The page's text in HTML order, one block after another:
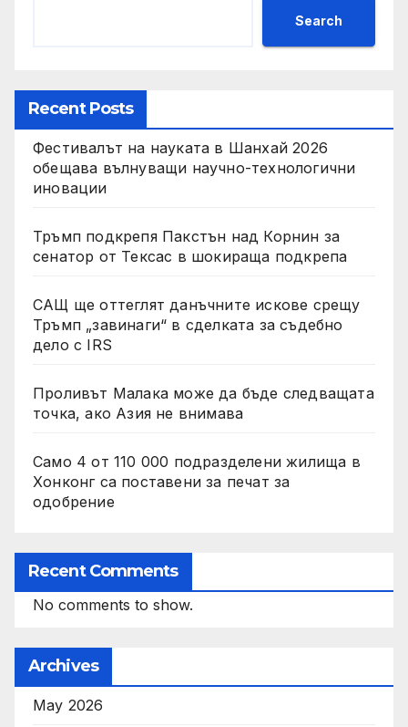
Search
Recent Posts
Фестивалът на науката в Шанхай 2026
обещава вълнуващи научно-технологични
иновации
Тръмп подкрепя Пакстън над Корнин за
сенатор от Тексас в шокираща подкрепа
САЩ ще оттеглят данъчните искове срещу
Тръмп „завинаги“ в сделката за съдебно
дело с IRS
Проливът Малака може да бъде следващата
точка, ако Азия не внимава
Само 4 от 110 000 подразделени жилища в
Хонконг са поставени за печат за
одобрение
Recent Comments
No comments to show.
Archives
May 2026